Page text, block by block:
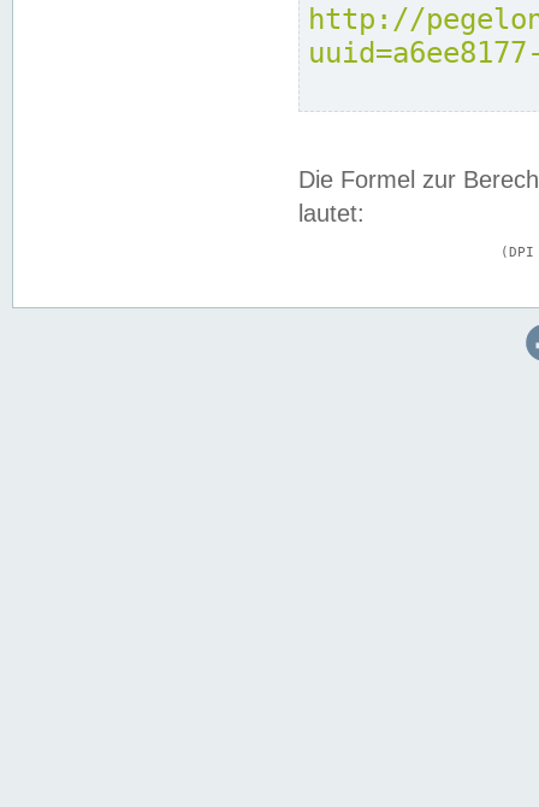
http://
Die Formel zur
lautet: